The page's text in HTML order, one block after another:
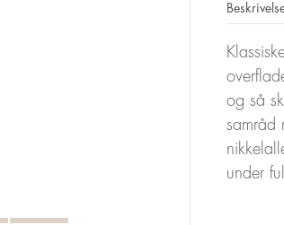
og så
samråd
under